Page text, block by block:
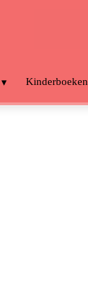
Kinderboeken